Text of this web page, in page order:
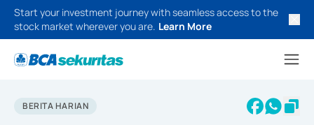
Start your investment journey with seamless access to the
stock market wherever you are. Learn More
BERITA HARIAN